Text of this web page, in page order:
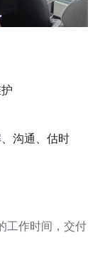
沟通、估时
工作时间，交付